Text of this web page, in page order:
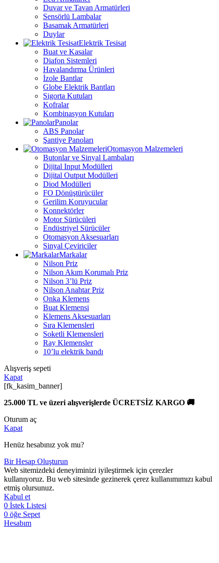
Duvar ve Tavan Armatürleri
Sensörlü Lambalar
Basamak Armatürleri
Duylar
Elektrik Tesisat
Buat ve Kasalar
Diafon Sistemleri
Havalandırma Ürünleri
İzole Bantlar
Globe Elektrik Bantları
Sigorta Kutuları
Kofralar
Kombinasyon Kutuları
Panolar
ABS Panolar
Şantiye Panoları
Otomasyon Malzemeleri
Butonlar ve Sinyal Lambaları
Dijital Input Modülleri
Dijital Output Modülleri
Diod Modülleri
FO Dönüştürücüler
Gerilim Koruyucular
Konnektörler
Motor Sürücüleri
Endüstriyel Sürücüler
Otomasyon Aksesuarları
Sinyal Çeviriciler
Markalar
Nilson Priz
Nilson Akım Korumalı Priz
Nilson 3’lü Priz
Nilson Anahtar Priz
Onka Klemens
Buat Klemensi
Klemens Aksesuarları
Sıra Klemensleri
Soketli Klemensleri
Ray Klemensler
10’lu elektrik bandı
Alışveriş sepeti
Kapat
[fk_kasim_banner]
25.000 TL ve üzeri alışverişlerde ÜCRETSİZ KARGO 🚚
Oturum aç
Kapat
Henüz hesabınız yok mu?
Bir Hesap Oluşturun
Web sitemizdeki deneyiminizi iyileştirmek için çerezler
kullanıyoruz. Bu web sitesinde gezinerek çerez kullanımımızı kabul
etmiş olursunuz.
Kabul et
0 İstek Listesi
0 öğe Sepet
Hesabım